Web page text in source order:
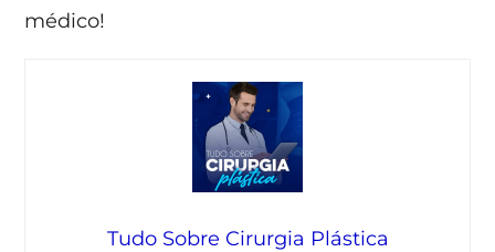
médico!
Tudo Sobre Cirurgia Plástica